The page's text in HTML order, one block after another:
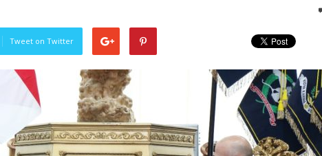
Tweet on Twitter